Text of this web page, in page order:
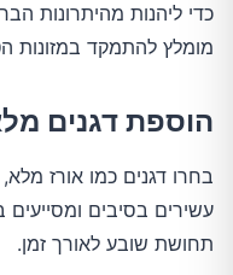
כדי ליהנות מהיתרונות
מומלץ להתמקד במזונות
הוספת דגנים
בחרו דגנים כמו אורז
עשירים בסיבים
תחושת שובע לאורך זמן.